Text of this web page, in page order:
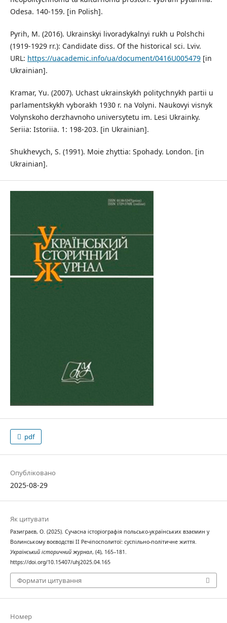
Odesa. 140-159. [in Polish].
Pyrih, M. (2016). Ukrainskyi livoradykalnyi rukh u Polshchi
(1919-1929 rr.): Candidate diss. Of the historical sci. Lviv.
URL: https://uacademic.info/ua/document/0416U005479[in
Ukrainian].
Kramar, Yu. (2007). Uchast ukrainskykh politychnykh partii u
parlamentskykh vyborakh 1930 r. na Volyni. Naukovyi visnyk
Volynskoho derzhavnoho universytetu im. Lesi Ukrainky.
Seriia: Istoriia. 1: 198-203. [in Ukrainian].
Shukhevych, S. (1991). Moie zhyttia: Spohady. London. [in
Ukrainian].
pdf
Опубліковано
2025-08-29
Як цитувати
Разиграєв, О. (2025). Сучасна історіографія польсько-українських взаємин у
Волинському воєводстві II Речіпосполитої: суспільно-політичне життя.
Український історичний журнал, (4), 165–181.
https://doi.org/10.15407/uhj2025.04.165
Формати цитування
Номер